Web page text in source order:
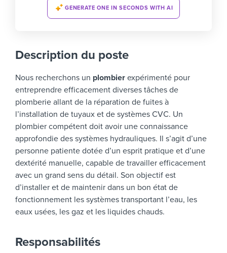
GENERATE ONE IN SECONDS WITH AI
Description du poste
Nous recherchons un plombier expérimenté pour
entreprendre efficacement diverses tâches de
plomberie allant de la réparation de fuites à
l’installation de tuyaux et de systèmes CVC. Un
plombier compétent doit avoir une connaissance
approfondie des systèmes hydrauliques. Il s’agit d’une
personne patiente dotée d’un esprit pratique et d’une
dextérité manuelle, capable de travailler efficacement
avec un grand sens du détail. Son objectif est
d’installer et de maintenir dans un bon état de
fonctionnement les systèmes transportant l’eau, les
eaux usées, les gaz et les liquides chauds.
Responsabilités